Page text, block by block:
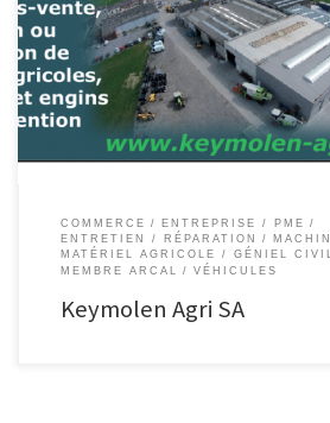
pelles et engins de manutention Nos maîtres-
» Notre principal objectif est de satisfaire notre
service adapté aux saisons grâce à des
précision, une équipe attentive et dynamique,
COMMERCE
ENTREPRISE / PME
ENTRETIEN / RÉPARATION
MATÉRIEL AGRICOLE / GÉNIEL
MEMBRE ARCAL
VÉHICULES
Keymolen Agri SA